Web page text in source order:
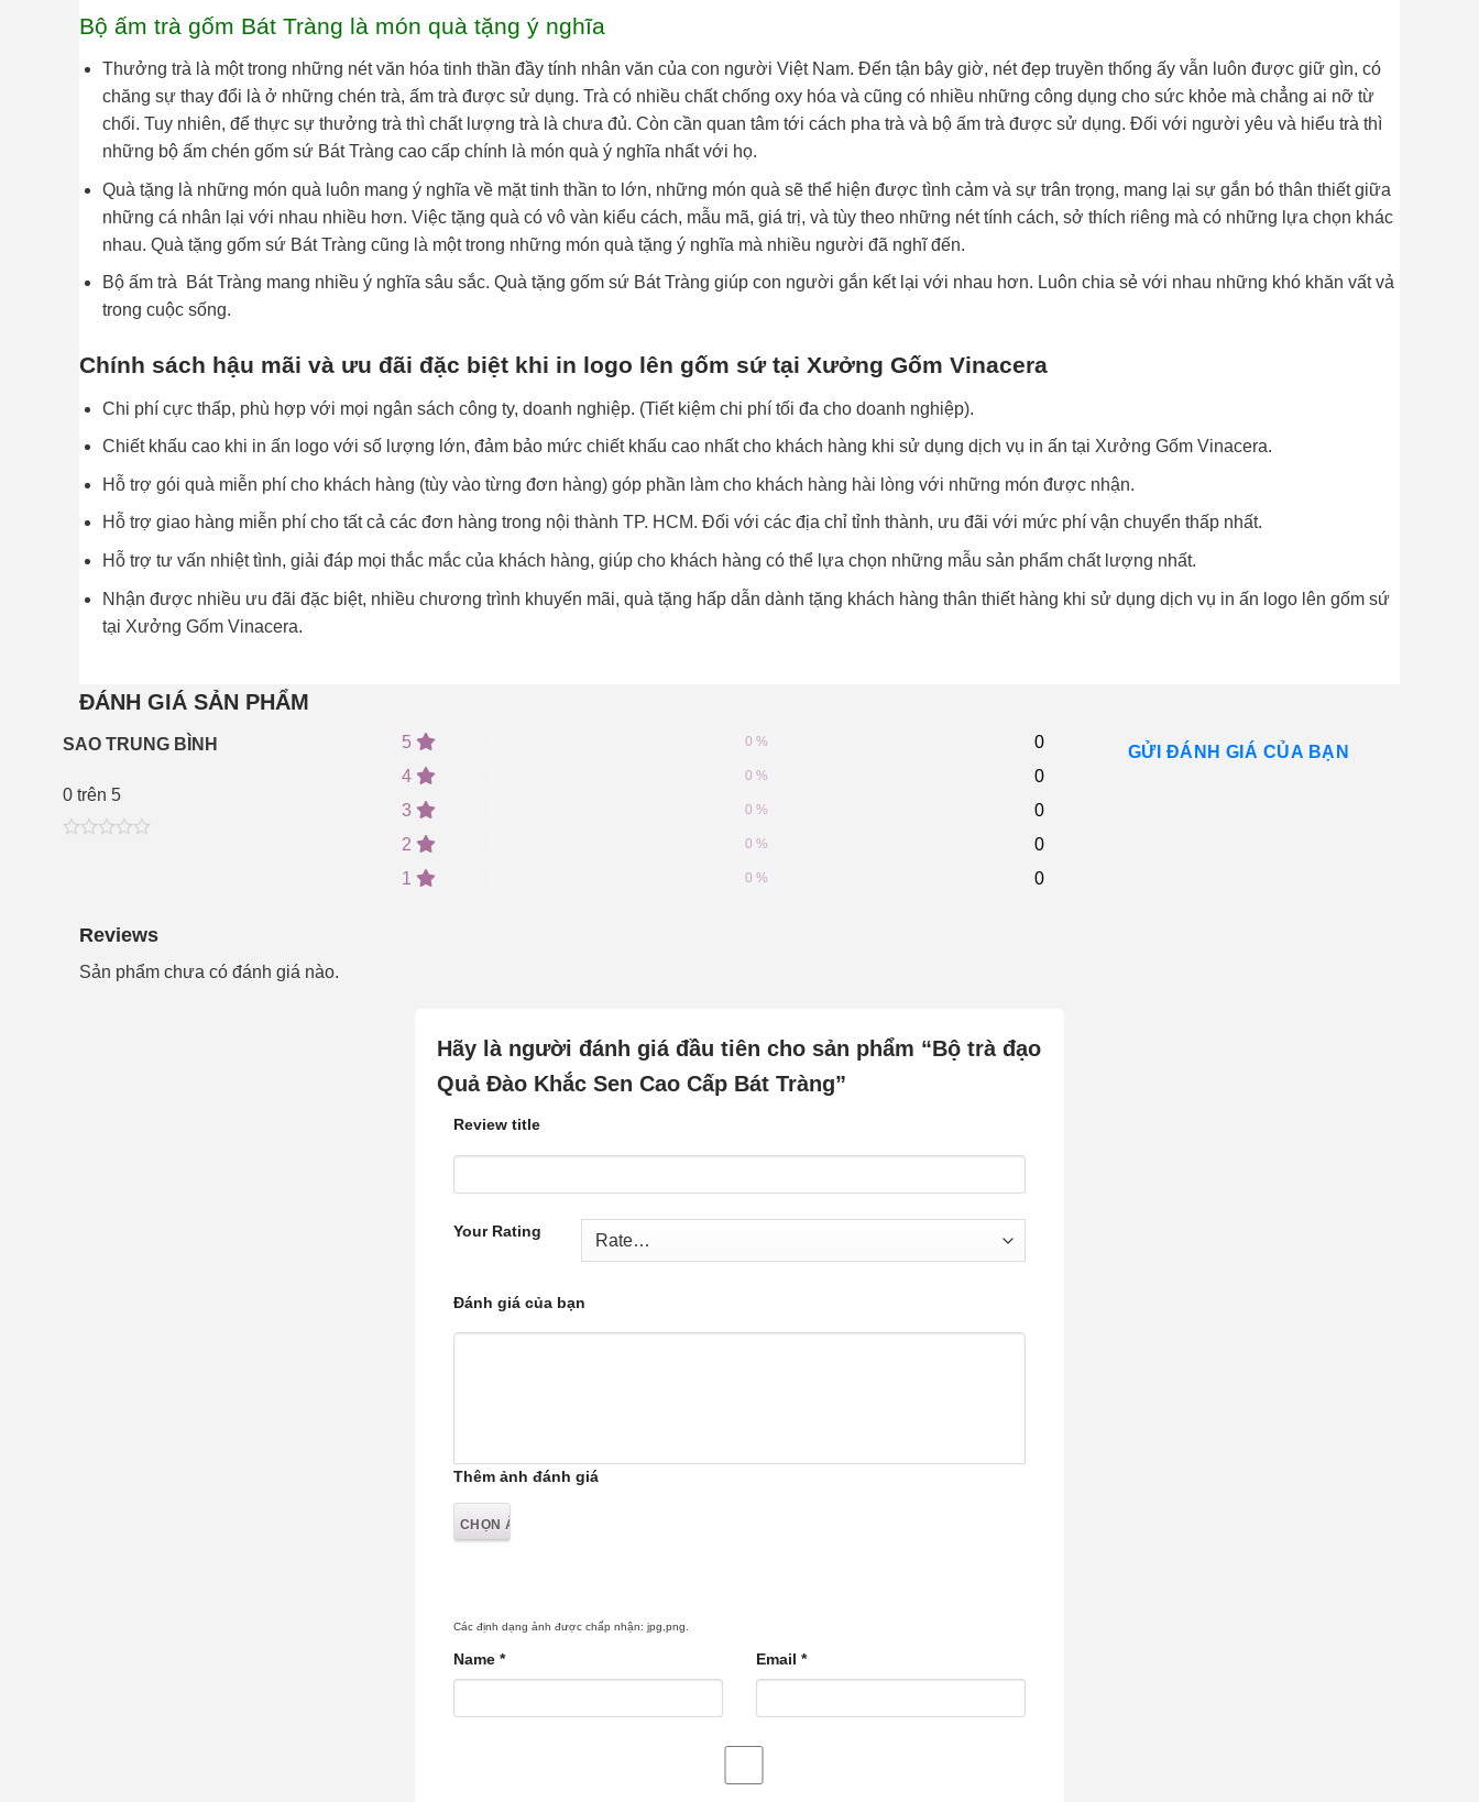
Bộ ấm trà gốm Bát Tràng là món quà tặng ý nghĩa
Thưởng trà là một trong những nét văn hóa tinh thần đầy tính nhân văn của con người Việt Nam. Đến tận bây giờ, nét đẹp truyền thống ấy vẫn luôn được giữ gìn, có
chăng sự thay đổi là ở những chén trà, ấm trà được sử dụng. Trà có nhiều chất chống oxy hóa và cũng có nhiều những công dụng cho sức khỏe mà chẳng ai nỡ từ
chối. Tuy nhiên, để thực sự thưởng trà thì chất lượng trà là chưa đủ. Còn cần quan tâm tới cách pha trà và bộ ấm trà được sử dụng. Đối với người yêu và hiểu trà thì
những bộ ấm chén gốm sứ Bát Tràng cao cấp chính là món quà ý nghĩa nhất với họ.
Quà tặng là những món quà luôn mang ý nghĩa về mặt tinh thần to lớn, những món quà sẽ thể hiện được tình cảm và sự trân trọng, mang lại sự gắn bó thân thiết giữa
những cá nhân lại với nhau nhiều hơn. Việc tặng quà có vô vàn kiểu cách, mẫu mã, giá trị, và tùy theo những nét tính cách, sở thích riêng mà có những lựa chọn khác
nhau. Quà tặng gốm sứ Bát Tràng cũng là một trong những món quà tặng ý nghĩa mà nhiều người đã nghĩ đến.
Bộ ấm trà Bát Tràng mang nhiều ý nghĩa sâu sắc. Quà tặng gốm sứ Bát Tràng giúp con người gắn kết lại với nhau hơn. Luôn chia sẻ với nhau những khó khăn vất vả
trong cuộc sống.
Chính sách hậu mãi và ưu đãi đặc biệt khi in logo lên gốm sứ tại Xưởng Gốm Vinacera
Chi phí cực thấp, phù hợp với mọi ngân sách công ty, doanh nghiệp. (Tiết kiệm chi phí tối đa cho doanh nghiệp).
Chiết khấu cao khi in ấn logo với số lượng lớn, đảm bảo mức chiết khấu cao nhất cho khách hàng khi sử dụng dịch vụ in ấn tại Xưởng Gốm Vinacera.
Hỗ trợ gói quà miễn phí cho khách hàng (tùy vào từng đơn hàng) góp phần làm cho khách hàng hài lòng với những món được nhận.
Hỗ trợ giao hàng miễn phí cho tất cả các đơn hàng trong nội thành TP. HCM. Đối với các địa chỉ tỉnh thành, ưu đãi với mức phí vận chuyển thấp nhất.
Hỗ trợ tư vấn nhiệt tình, giải đáp mọi thắc mắc của khách hàng, giúp cho khách hàng có thể lựa chọn những mẫu sản phẩm chất lượng nhất.
Nhận được nhiều ưu đãi đặc biệt, nhiều chương trình khuyến mãi, quà tặng hấp dẫn dành tặng khách hàng thân thiết hàng khi sử dụng dịch vụ in ấn logo lên gốm sứ
tại Xưởng Gốm Vinacera.
ĐÁNH GIÁ SẢN PHẨM
SAO TRUNG BÌNH
0 trên 5
customer
5 0
0 %
4 0
0 %
3 0
0 %
2 0
0 %
1 0
0 %
GỬI ĐÁNH GIÁ CỦA BẠN
Reviews
Sản phẩm chưa có đánh giá nào.
Hãy là người đánh giá đầu tiên cho sản phẩm “Bộ trà đạo
Quả Đào Khắc Sen Cao Cấp Bát Tràng”
Review title
Your Rating
Đánh giá của bạn
Thêm ảnh đánh giá
Các định dạng ảnh được chấp nhận: jpg,png.
Name * Email *